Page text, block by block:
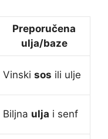
Preporučena
ulja/baze
Vinski sos ili ulje
Biljna ulja i senf